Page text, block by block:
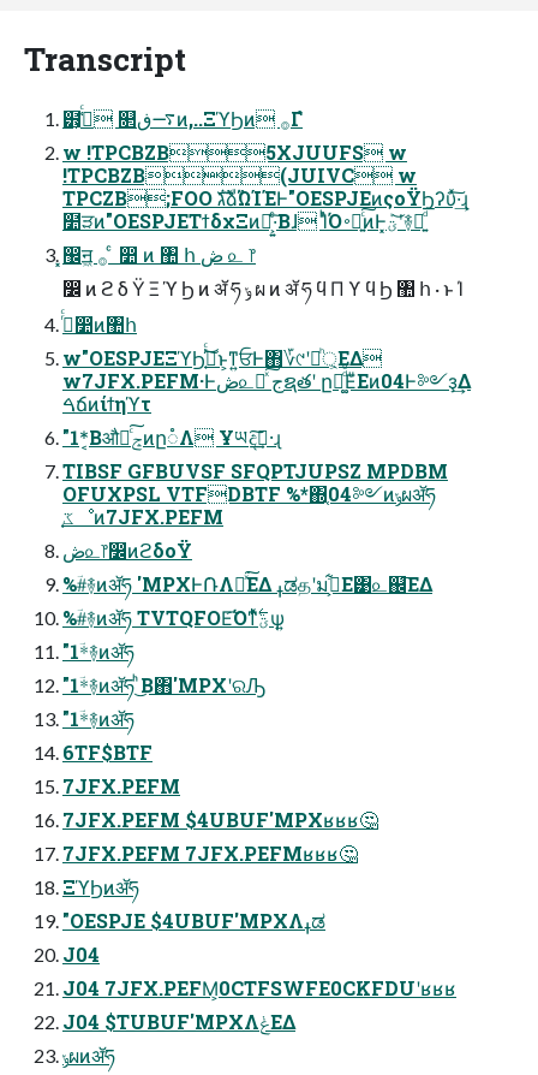
Transcript
๻͕ߟ͑ͨ ௒࠷ڧͷ,..ΞϓϦͷ ࡞Γํ
w !TPCBZB5XJUUFS w
!TPCBZB(JUIVC w
TPCZB;FOO גࣜձࣾΏΊΈͰ"OESPJEͷςοΫϦʔυͯ͠·͢ɻ
໺ੜͷ"OESPJEΤϯδχΞͷํ͕͍·ͨ͠Βɺ ΊͬͪΌ࠾༻͍ͨ͠ͷͰ͓ؾܰʹ͝࿈བྷ͍ͩ͘͞
͓඼ॻ͖ ࡞ ͨ ෺ ͷ ঺ հ ڞ ௨ ෦
෼ ͷ ϩ δ Ϋ Ξ ϓ Ϧ ͷ ॲ ཧ ݸ ผ ͷ ॲ ཧ ϥ Π ϒ ϥ Ϧ ঺ հ · ͱ Ί
࡞ͬͨ෺ͷ঺հ
w"OESPJEΞϓϦ͔͠࡞ͬͨ͜ͱ͕ͳ͍ਓͰ΋؆୯ʹ্ཱ͕ͪΕΔ
w7JFX.PEFM·Ͱڞ௨Խͯ͠ جຊతʹ ը໘͚ͩͦΕͧΕͷ04Ͱ༻ҙ͢Δ
ࠓճͷίϯηϓτ
"1*͔Βऔಘͨ͠ݘͷը૾Λ Ұཡදࣔ͠·͢ɻ
TIBSF GFBUVSF SFQPTJUPSZ MPDBM
OFUXPSL VTFDBTF %*΍֤04༻ͷݸผॲཧ
֤ػೳͷ7JFX.PEFM
ڞ௨෦෼ͷϩδοΫ
%#ؔ࿈ͷॲཧ 'MPXͰ݁ՌΛฦͯ͘͠ΕΔ ߪಡதʹมߋ͕͋Ε͹௨஌͞ΕΔ
%#ؔ࿈ͷॲཧ TVTQFOE͡Όͳͯ͘ؾ࣋ͪѱ͍
"1*ؔ࿈ͷॲཧ
"1*ؔ࿈ͷॲཧ ͪ͜Β΋'MPXʹରԠ
"1*ؔ࿈ͷॲཧ
6TF$BTF
7JFX.PEFM
7JFX.PEFM $4UBUF'MPXʁʁʁ🤔
7JFX.PEFM 7JFX.PEFMʁʁʁ🤔
ΞϓϦͷॲཧ
"OESPJE $4UBUF'MPXΛߪಡ
J04
J04 7JFX.PEFM͕0CTFSWFE0CKFDUʹʁʁʁ
J04 $TUBUF'MPXΛݟΕΔ
ݸผͷॲཧ